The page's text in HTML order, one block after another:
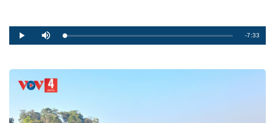
Play Mute Loaded:
0%
Progress:
0%
Remaining
-7:33